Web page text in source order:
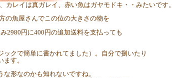
レイは真ガレイ、赤い魚はガヤモドキ・・みたいです。
の魚屋さんでこの位の大きさの物を
2980円に400円の追加送料を支払っても
クで簡単に書かれてました）。自分で捌いたり
す。
形なのかも知れないですね。